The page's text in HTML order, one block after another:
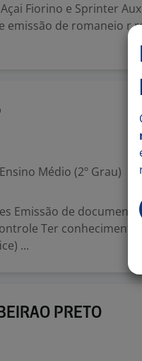
Fiorino e Sprinter
emissão de romaneio
Ensino Médio (2º Grau)
Emissão de documentos
Ter
...
PRETO